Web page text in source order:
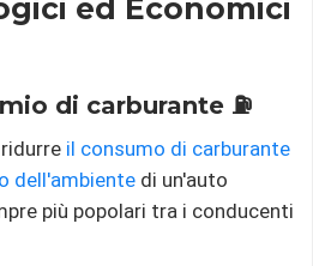
ed Economici
di carburante ⛽
il consumo di carburante
dell'ambiente di un'auto
più popolari tra i conducenti